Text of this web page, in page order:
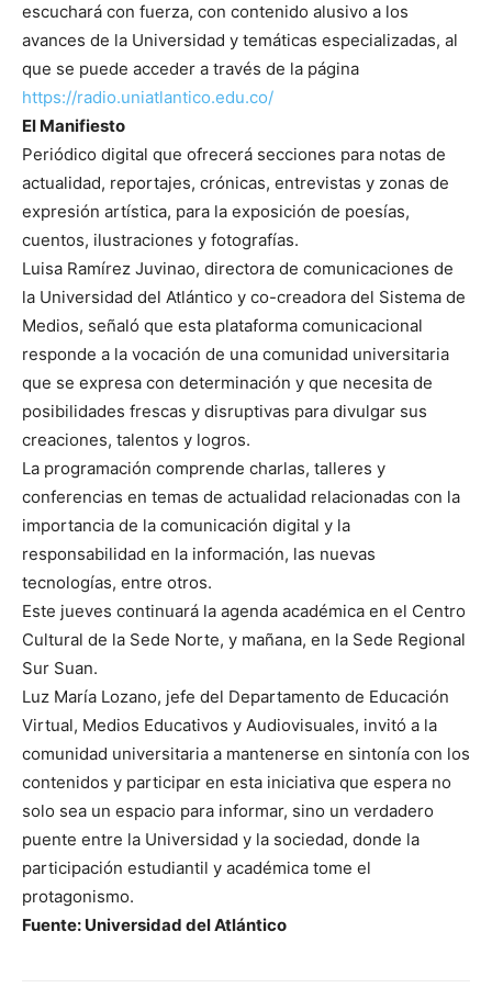
escuchará con fuerza, con contenido alusivo a los
avances de la Universidad y temáticas especializadas, al
que se puede acceder a través de la página
https://radio.uniatlantico.edu.co/
El Manifiesto
Periódico digital que ofrecerá secciones para notas de
actualidad, reportajes, crónicas, entrevistas y zonas de
expresión artística, para la exposición de poesías,
cuentos, ilustraciones y fotografías.
Luisa Ramírez Juvinao, directora de comunicaciones de
la Universidad del Atlántico y co-creadora del Sistema de
Medios, señaló que esta plataforma comunicacional
responde a la vocación de una comunidad universitaria
que se expresa con determinación y que necesita de
posibilidades frescas y disruptivas para divulgar sus
creaciones, talentos y logros.
La programación comprende charlas, talleres y
conferencias en temas de actualidad relacionadas con la
importancia de la comunicación digital y la
responsabilidad en la información, las nuevas
tecnologías, entre otros.
Este jueves continuará la agenda académica en el Centro
Cultural de la Sede Norte, y mañana, en la Sede Regional
Sur Suan.
Luz María Lozano, jefe del Departamento de Educación
Virtual, Medios Educativos y Audiovisuales, invitó a la
comunidad universitaria a mantenerse en sintonía con los
contenidos y participar en esta iniciativa que espera no
solo sea un espacio para informar, sino un verdadero
puente entre la Universidad y la sociedad, donde la
participación estudiantil y académica tome el
protagonismo.
Fuente: Universidad del Atlántico